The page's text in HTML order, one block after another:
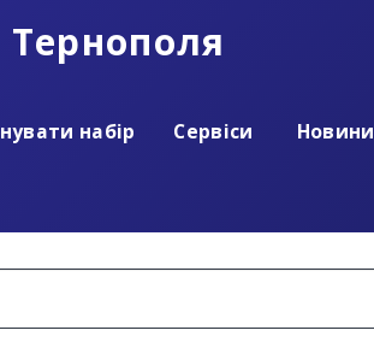
набір Сервіси Новини